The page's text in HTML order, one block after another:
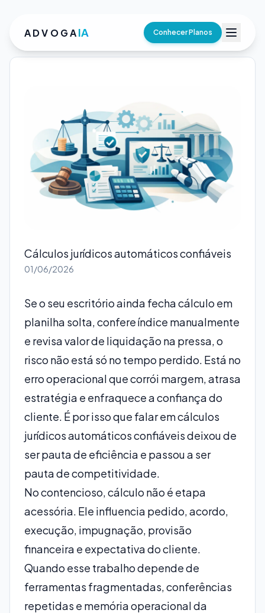
ADVOGAIA Conhecer Planos
Cálculos jurídicos automáticos confiáveis
01/06/2026
Se o seu escritório ainda fecha cálculo em
planilha solta, confere índice manualmente
e revisa valor de liquidação na pressa, o
risco não está só no tempo perdido. Está no
erro operacional que corrói margem, atrasa
estratégia e enfraquece a confiança do
cliente. É por isso que falar em cálculos
jurídicos automáticos confiáveis deixou de
ser pauta de eficiência e passou a ser
pauta de competitividade.
No contencioso, cálculo não é etapa
acessória. Ele influencia pedido, acordo,
execução, impugnação, provisão
financeira e expectativa do cliente.
Quando esse trabalho depende de
ferramentas fragmentadas, conferências
repetidas e memória operacional da